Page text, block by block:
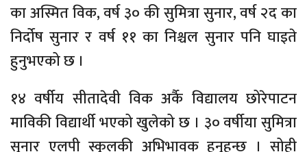
का अस्मित विक, वर्ष ३० की सुमित्रा सुनार, वर्ष २द का
निर्दोष सुनार र वर्ष ११ का निश्चल सुनार पनि घाइते
हुनुभएको छ ।
१४ वर्षीय सीतादेवी विक अर्कै विद्यालय छोरेपाटन
माविकी विद्यार्थी भएको खुलेको छ । ३० वर्षीया सुमित्रा
सुनार एलपी स्कुलकी अभिभावक हुनुहुन्छ । सोही